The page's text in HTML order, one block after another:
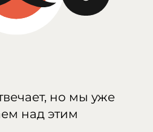
но мы уже
над этим